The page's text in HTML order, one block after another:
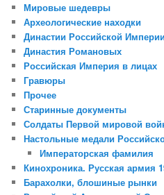
Мировые шедевры
Археологические находки
Династии Российской Империи
Династия Романовых
Российская Империя в лицах
Гравюры
Прочее
Старинные документы
Солдаты Первой мировой
Настольные медали
Императорская фамилия
Кинохроника. Русская армия
Барахолки, блошиные рынки